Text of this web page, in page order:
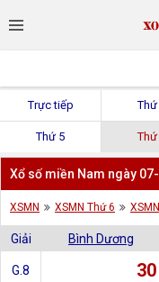
Trực tiếp Thứ
Thứ 5 Thứ
Xổ số miền Nam ngày
XSMN XSMN Thứ 6
Giải Bình Dương
G.8 30